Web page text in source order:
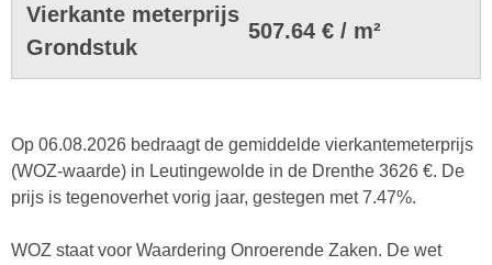
Vierkante meterprijs
Grondstuk
507.64 € / m²
Op 06.08.2026 bedraagt de gemiddelde vierkantemeterprijs
(WOZ-waarde) in Leutingewolde in de Drenthe 3626 €. De
prijs is tegenoverhet vorig jaar, gestegen met 7.47%.
WOZ staat voor Waardering Onroerende Zaken. De wet